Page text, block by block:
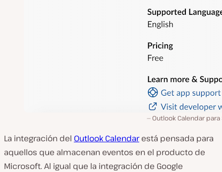
Outlook Calendar para
La integración del Outlook Calendarestá pensada para
aquellos que almacenan eventos en el producto de
Microsoft. Al igual que la integración de Google